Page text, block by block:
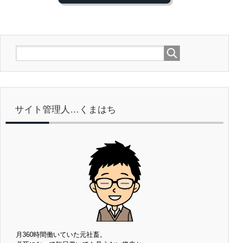
サイト管理人…くまはち
月360時間働いていた元社畜。